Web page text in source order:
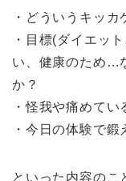
・どういうキッ
・目標(ダイエッ
い、健康のため…
か？
・怪我や痛めてい
・今日の体験で
といった内容のこ